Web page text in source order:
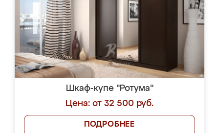
Шкаф-купе "Ротума"
Цена: от 32 500 руб.
ПОДРОБНЕЕ